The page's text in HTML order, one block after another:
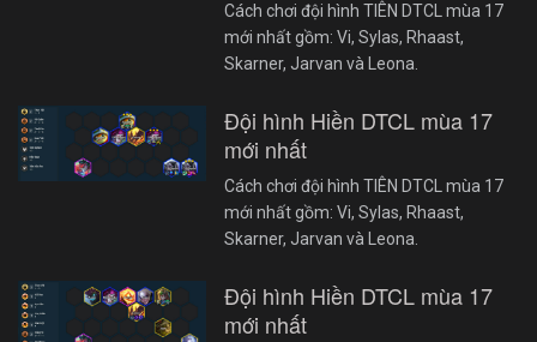
Cách chơi đội hình TIÊN DTCL mùa 17
mới nhất gồm: Vi, Sylas, Rhaast,
Skarner, Jarvan và Leona.
Đội hình Hiền DTCL mùa 17
mới nhất
Cách chơi đội hình TIÊN DTCL mùa 17
mới nhất gồm: Vi, Sylas, Rhaast,
Skarner, Jarvan và Leona.
Đội hình Hiền DTCL mùa 17
mới nhất